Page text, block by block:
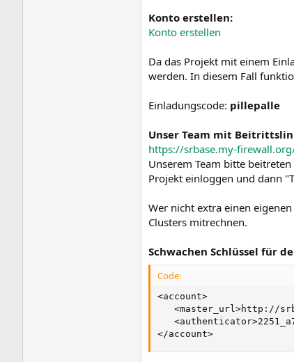
Konto erstellen:
Konto erstellen
Da das Projekt mit einem
werden. In diesem Fall
Einladungscode: pillepalle
Unser Team mit
https://srbase.my-
Unserem Team bitte
Projekt einloggen und dann
Wer nicht extra einen
Clusters mitrechnen.
Schwachen Schlüssel für
Code:
<account>
<master_url>http://
</account>